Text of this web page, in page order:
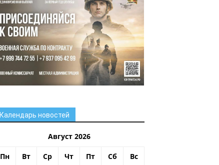
Календарь новостей
Август 2026
Пн Вт Ср Чт Пт Сб Вс